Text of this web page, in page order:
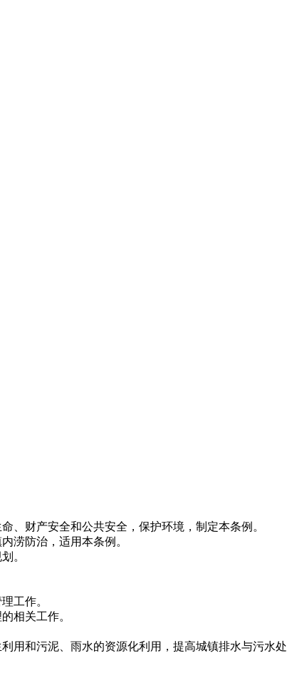
财产安全和公共安全，保护环境，制定本条例。
涝防治，适用本条例。
。
工作。
相关工作。
用和污泥、雨水的资源化利用，提高城镇排水与污水处